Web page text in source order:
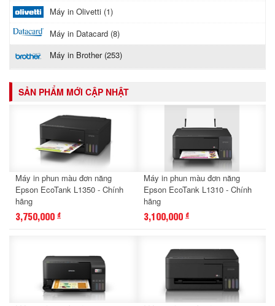
Máy in Olivetti (1)
Máy in Datacard (8)
Máy in Brother (253)
SẢN PHẨM MỚI CẬP NHẬT
Máy in phun màu đơn năng
Epson EcoTank L1350 - Chính
hãng
3,750,000 đ
Máy in phun màu đơn năng
Epson EcoTank L1310 - Chính
hãng
3,100,000 đ